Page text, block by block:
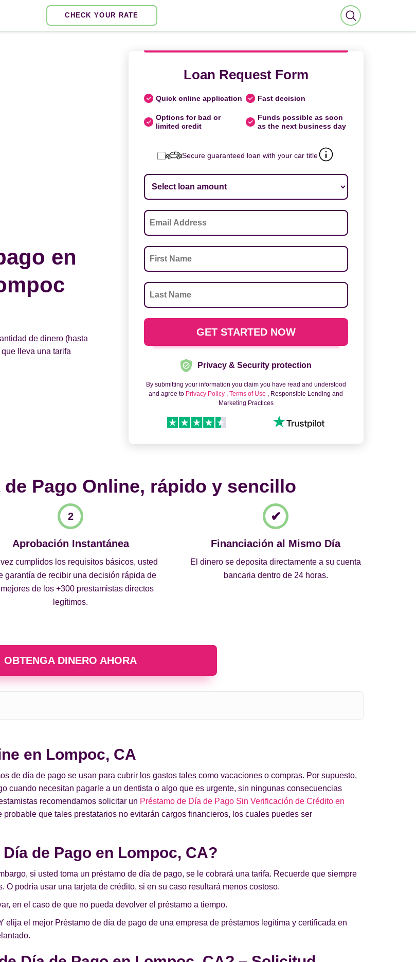
CHECK YOUR RATE
en
de dinero (hasta
lleva una tarifa
Loan Request Form
Quick online application Fast decision
Options for bad or
limited credit
Funds possible as soon
as the next business day
Secure guaranteed loan with your car title
Privacy & Security protection
By submitting your information you claim you have read and understood
and agree to Privacy Policy ,Terms of Use , Responsible Lending and
Marketing Practices
Pago Online, rápido y sencillo
Aprobación Instantánea
cumplidos los requisitos básicos, usted
garantía de recibir una decisión rápida de
mejores de los +300 prestamistas directos
legítimos.
Financiación al Mismo Día
El dinero se deposita directamente a su cuenta
bancaria dentro de 24 horas.
OBTENGA DINERO AHORA
en Lompoc, CA
de día de pago se usan para cubrir los gastos tales como vacaciones o compras. Por supuesto,
cuando necesitan pagarle a un dentista o algo que es urgente, sin ningunas consecuencias
recomendamos solicitar un Préstamo de Día de Pago Sin Verificación de Crédito en
que tales prestatarios no evitarán cargos financieros, los cuales puedes ser
de Pago en Lompoc, CA?
si usted toma un préstamo de día de pago, se le cobrará una tarifa. Recuerde que siempre
podría usar una tarjeta de crédito, si en su caso resultará menos costoso.
en el caso de que no pueda devolver el préstamo a tiempo.
el mejor Préstamo de día de pago de una empresa de préstamos legítima y certificada en